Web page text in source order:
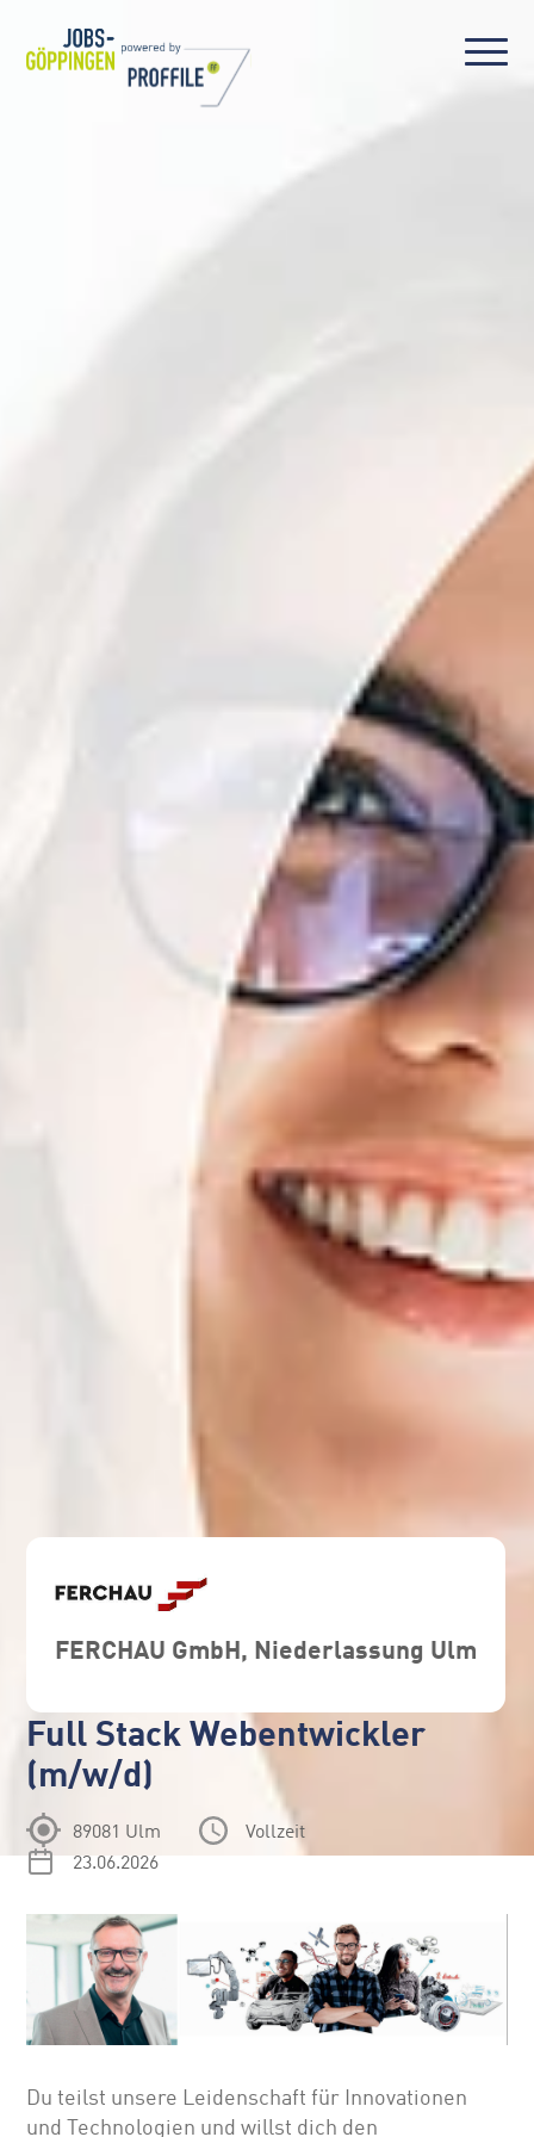
FERCHAU GmbH, Niederlassung Ulm
Full Stack Webentwickler
(m/w/d)
89081 Ulm
Vollzeit
23.06.2026
Du teilst unsere Leidenschaft für Innovationen
und Technologien und willst dich den